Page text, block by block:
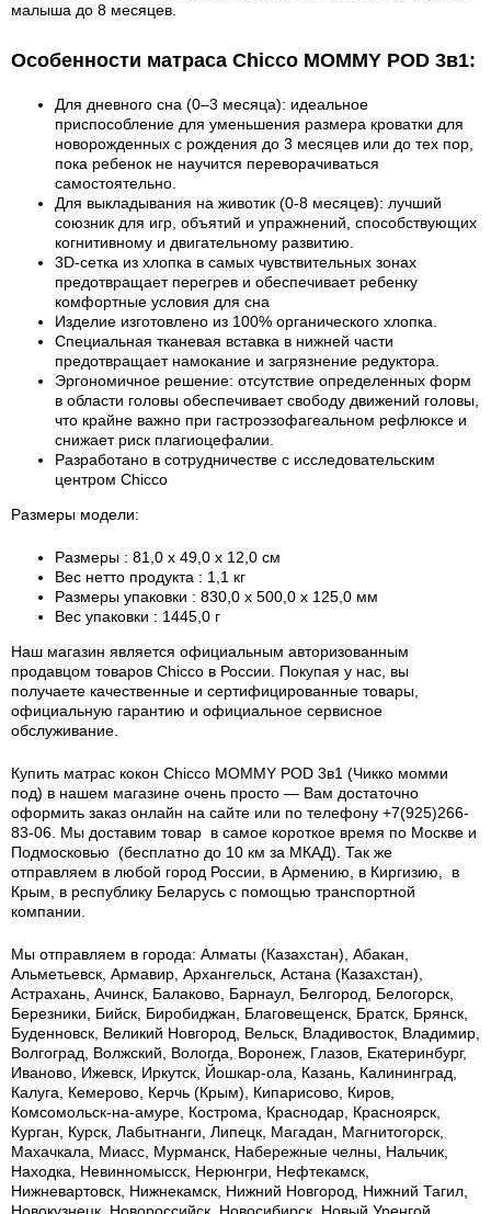
малыша до 8 месяцев.
Особенности матраса Chicco MOMMY POD 3в1:
Для дневного сна (0–3 месяца): идеальное
приспособление для уменьшения размера кроватки для
новорожденных с рождения до 3 месяцев или до тех пор,
пока ребенок не научится переворачиваться
самостоятельно.
Для выкладывания на животик (0-8 месяцев): лучший
союзник для игр, объятий и упражнений, способствующих
когнитивному и двигательному развитию.
3D-сетка из хлопка в самых чувствительных зонах
предотвращает перегрев и обеспечивает ребенку
комфортные условия для сна
Изделие изготовлено из 100% органического хлопка.
Специальная тканевая вставка в нижней части
предотвращает намокание и загрязнение редуктора.
Эргономичное решение: отсутствие определенных форм
в области головы обеспечивает свободу движений головы,
что крайне важно при гастроэзофагеальном рефлюксе и
снижает риск плагиоцефалии.
Разработано в сотрудничестве с исследовательским
центром Chicco
Размеры модели:
Размеры : 81,0 x 49,0 x 12,0 см
Вес нетто продукта : 1,1 кг
Размеры упаковки : 830,0 x 500,0 x 125,0 мм
Вес упаковки : 1445,0 г
Наш магазин является официальным авторизованным
продавцом товаров Chicco в России.
Покупая у нас, вы
получаете качественные и сертифицированные товары,
официальную гарантию и официальное сервисное
обслуживание.
Купить матрас кокон Chicco MOMMY POD 3в1 (Чикко момми
под) в нашем магазине очень просто — Вам достаточно
оформить заказ онлайн на сайте или по телефону +7(925)266-
83-06. Мы доставим товар в самое короткое время по Москве и
Подмосковью (бесплатно до 10 км за МКАД). Так же
отправляем в любой город России, в Армению, в Киргизию, в
Крым, в республику Беларусь с помощью транспортной
компании.
Мы отправляем в города: Алматы (Казахстан), Абакан,
Альметьевск, Армавир, Архангельск, Астана (Казахстан),
Астрахань, Ачинск, Балаково, Барнаул, Белгород, Белогорск,
Березники, Бийск, Биробиджан, Благовещенск, Братск, Брянск,
Буденновск, Великий Новгород, Вельск, Владивосток, Владимир,
Волгоград, Волжский, Вологда, Воронеж, Глазов, Екатеринбург,
Иваново, Ижевск, Иркутск, Йошкар-ола, Казань, Калининград,
Калуга, Кемерово, Керчь (Крым), Кипарисово, Киров,
Комсомольск-на-амуре, Кострома, Краснодар, Красноярск,
Курган, Курск, Лабытнанги, Липецк, Магадан, Магнитогорск,
Махачкала, Миасс, Мурманск, Набережные челны, Нальчик,
Находка, Невинномысск, Нерюнгри, Нефтекамск,
Нижневартовск, Нижнекамск, Нижний Новгород, Нижний Тагил,